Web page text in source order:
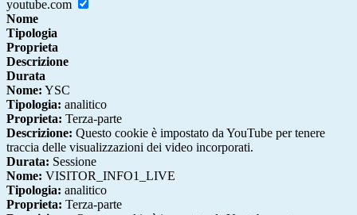
youtube.com
Nome
Tipologia
Proprieta
Descrizione
Durata
Nome: YSC
Tipologia: analitico
Proprieta: Terza-parte
Descrizione: Questo cookie è impostato da YouTube per tenere
traccia delle visualizzazioni dei video incorporati.
Durata: Sessione
Nome: VISITOR_INFO1_LIVE
Tipologia: analitico
Proprieta: Terza-parte